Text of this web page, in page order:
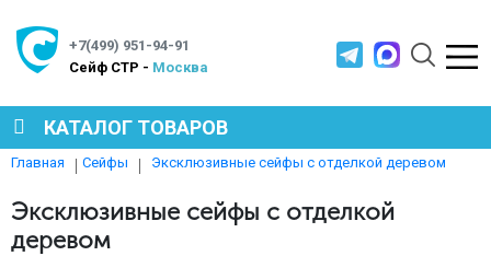
+7(499) 951-94-91
Cейф СТР - Москва
КАТАЛОГ ТОВАРОВ
Главная Сейфы Эксклюзивные сейфы с отделкой деревом
Эксклюзивные сейфы с отделкой
деревом